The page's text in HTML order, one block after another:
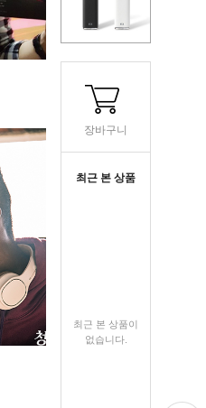
장바구니
최근 본 상품
최근 본 상품이
없습니다.